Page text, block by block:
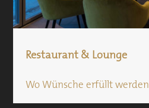
Restaurant & Lounge
Wo Wünsche erfüllt werden